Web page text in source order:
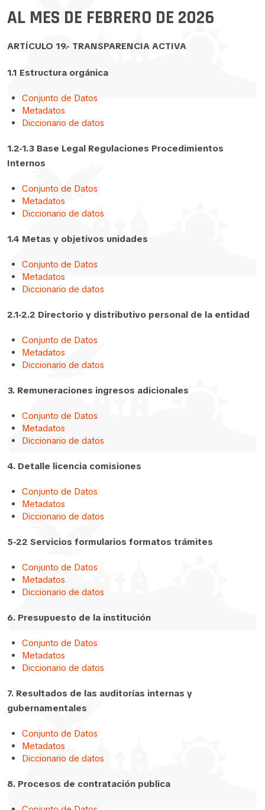
AL MES DE FEBRERO DE 2026
ARTÍCULO 19.- TRANSPARENCIA ACTIVA
1.1 Estructura orgánica
Conjunto de Datos
Metadatos
Diccionario de datos
1.2-1.3 Base Legal Regulaciones Procedimientos
Internos
Conjunto de Datos
Metadatos
Diccionario de datos
1.4 Metas y objetivos unidades
Conjunto de Datos
Metadatos
Diccionario de datos
2.1-2.2 Directorio y distributivo personal de la entidad
Conjunto de Datos
Metadatos
Diccionario de datos
3. Remuneraciones ingresos adicionales
Conjunto de Datos
Metadatos
Diccionario de datos
4. Detalle licencia comisiones
Conjunto de Datos
Metadatos
Diccionario de datos
5-22 Servicios formularios formatos trámites
Conjunto de Datos
Metadatos
Diccionario de datos
6. Presupuesto de la institución
Conjunto de Datos
Metadatos
Diccionario de datos
7. Resultados de las auditorías internas y
gubernamentales
Conjunto de Datos
Metadatos
Diccionario de datos
8. Procesos de contratación publica